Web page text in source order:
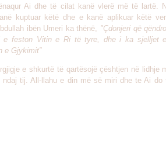
Ai dhe të cilat kanë vlerë më të lartë.
kuptuar këtë dhe e kanë aplikuar këtë
ibën Umeri ka thënë, "Çdonjeri që
e feston Vitin e Ri të tyre, dhe i ka sjelljet
e Gjykimit”
e shkurtë të qartësojë çështjen në lidhje
tij. All-llahu e din më së miri dhe te Ai do